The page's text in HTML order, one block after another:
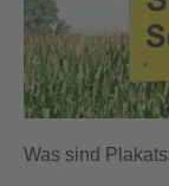
Was sind